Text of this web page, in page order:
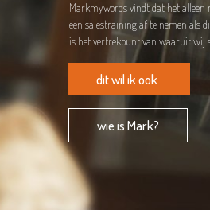
Markmywords vindt dat het alleen
een salestraining af te nemen als
is het vertrekpunt van waaruit wij
dit wil ik ook
wie is Mark?